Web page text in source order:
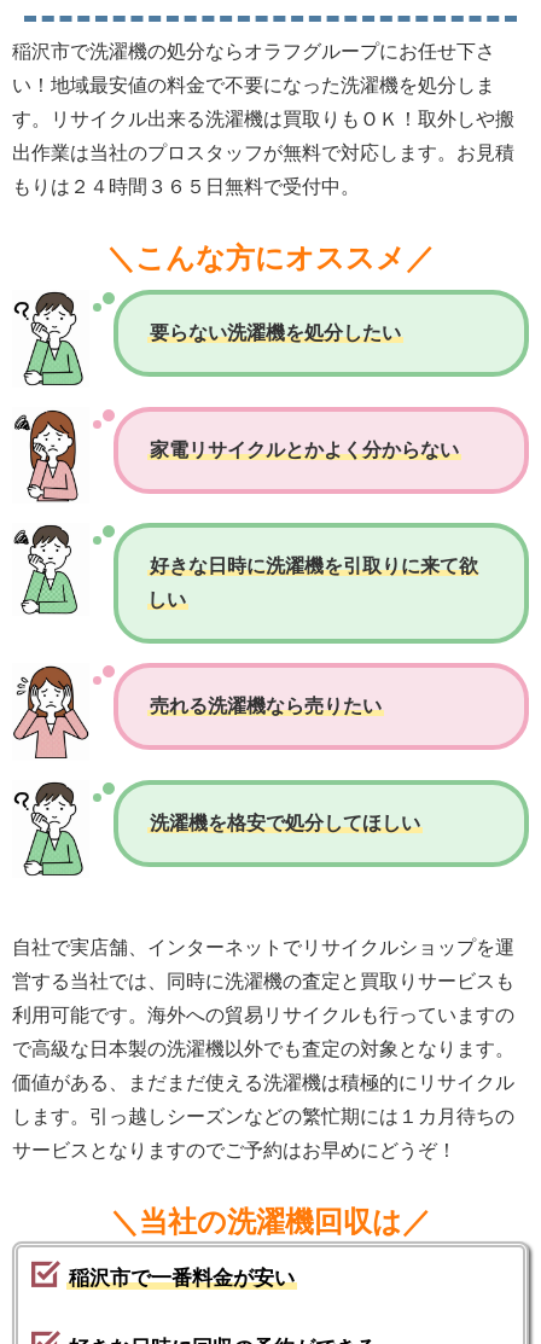
稲沢市で洗濯機の処分ならオラフグループにお任せ下さ
い！地域最安値の料金で不要になった洗濯機を処分しま
す。リサイクル出来る洗濯機は買取りもＯＫ！取外しや搬
出作業は当社のプロスタッフが無料で対応します。お見積
もりは２４時間３６５日無料で受付中。
＼こんな方にオススメ／
要らない洗濯機を処分したい
家電リサイクルとかよく分からない
好きな日時に洗濯機を引取りに来て欲
しい
売れる洗濯機なら売りたい
洗濯機を格安で処分してほしい
自社で実店舗、インターネットでリサイクルショップを運
営する当社では、同時に洗濯機の査定と買取りサービスも
利用可能です。海外への貿易リサイクルも行っていますの
で高級な日本製の洗濯機以外でも査定の対象となります。
価値がある、まだまだ使える洗濯機は積極的にリサイクル
します。引っ越しシーズンなどの繁忙期には１カ月待ちの
サービスとなりますのでご予約はお早めにどうぞ！
＼当社の洗濯機回収は／
稲沢市で一番料金が安い